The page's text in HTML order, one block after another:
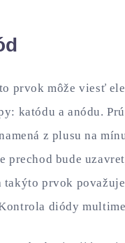
prvok môže viesť
katódu a anódu.
z plusu na
prechod bude
takýto prvok
diódy